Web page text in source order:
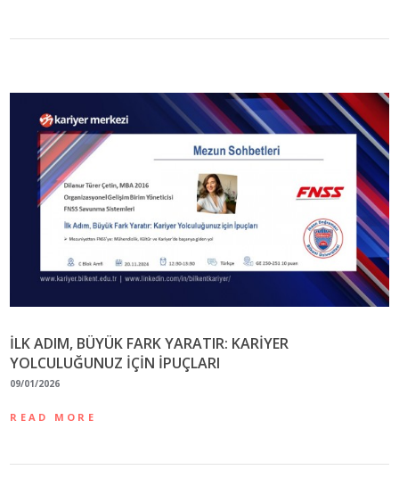
İLK ADIM, BÜYÜK FARK YARATIR: KARİYER
YOLCULUĞUNUZ İÇİN İPUÇLARI
09/01/2026
READ MORE